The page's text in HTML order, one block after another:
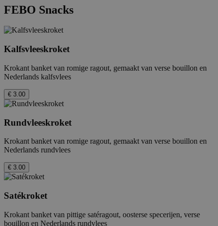
FEBO Snacks
Kalfsvleeskroket
Krokant banket van romige ragout, gemaakt van verse bouillon en
Nederlands kalfsvlees
€ 3.00
Rundvleeskroket
Krokant banket van romige ragout, gemaakt van verse bouillon en
Nederlands rundvlees
€ 3.00
Satékroket
Krokant banket van pittige satéragout, oosterse specerijen, verse
bouillon en Nederlands rundvlees